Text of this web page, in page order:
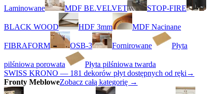
Laminowane MDF BE.VELVET STOP-FIRE
BLACK WOOD HDF 3mm MDF Nacinane
FIBRAFORM OSB-3 Fornirowane Płyta
pilśniowa porowata
Płyta pilśniowa twarda
SWISS KRONO — 181 dekorów płyt dostępnych od ręki →
Fronty MebloweZobacz całą kategorię →